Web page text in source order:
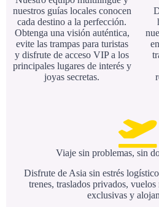
nuestros guías locales conocen
cada destino a la perfección.
Obtenga una visión auténtica,
evite las trampas para turistas
y disfrute de acceso VIP a los
principales lugares de interés y
joyas secretas.
Viaje sin problemas, sin
Disfrute de Asia sin estrés
trenes, traslados privados,
exclusivas y